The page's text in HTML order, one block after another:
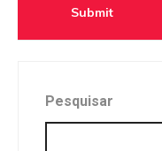
Submit
Pesquisar